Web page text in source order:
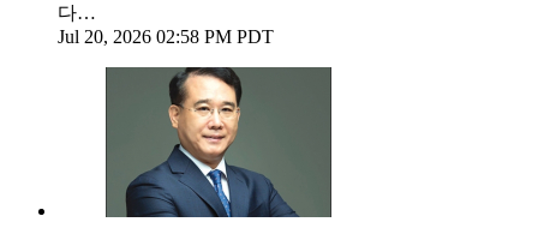
다…
Jul 20, 2026 02:58 PM PDT